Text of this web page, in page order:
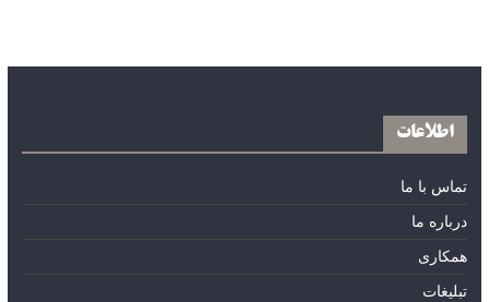
اطلاعات
تماس با ما
درباره ما
همکاری
تبلیغات